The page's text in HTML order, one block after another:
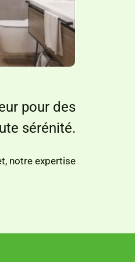
pour des
sérénité.
notre expertise